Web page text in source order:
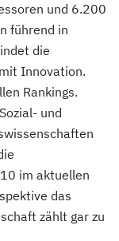
und 6.200
führend in
die
Innovation.
Rankings.
und
im aktuellen
das
zählt gar zu